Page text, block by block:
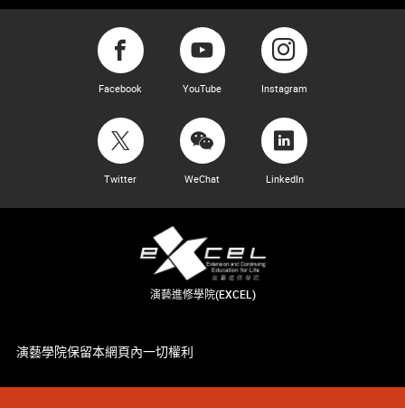
Facebook YouTube Instagram
Twitter WeChat LinkedIn
演藝進修學院(EXCEL)
演藝學院保留本網頁內一切權利